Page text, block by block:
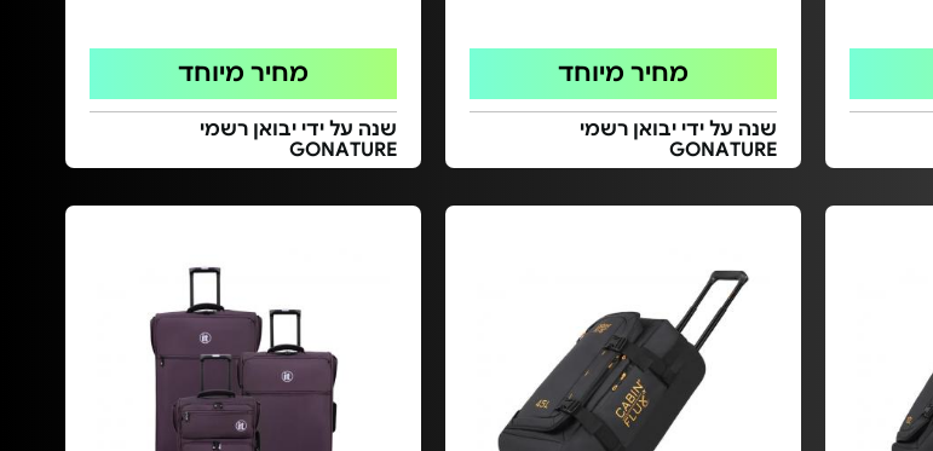
מחיר מיוחד
שנה על ידי יבואן רשמי
GONATURE
מחיר מיוחד
שנה על ידי יבואן רשמי
GONATURE